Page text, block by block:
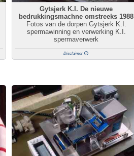
Gytsjerk K.I. De nieuwe
bedrukkingsmachne omstreeks 1988
Fotos van de dorpen Gytsjerk K.I.
spermawinning en verwerking K.I.
spermaverwerk
Disclaimer